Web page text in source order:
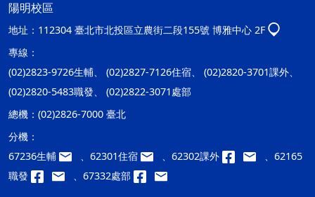
陽明校區
地址： 112304 臺北市北投區立農街二段155號 博雅中心 2F
專線：
(02)2823-9726生輔、 (02)2827-7126住宿、 (02)2820-3701課外、
(02)2820-5483職發、 (02)2822-3071處部
總機： (02)2826-7000 臺北
分機：
67236生輔
、62301住宿 、62302課外
、62165
職發
、67332處部